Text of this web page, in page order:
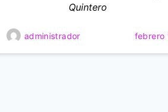
Quintero
administrador febrero